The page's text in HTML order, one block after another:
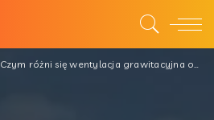
Czym różni się wentylacja grawitacyjna od mechanicznej?